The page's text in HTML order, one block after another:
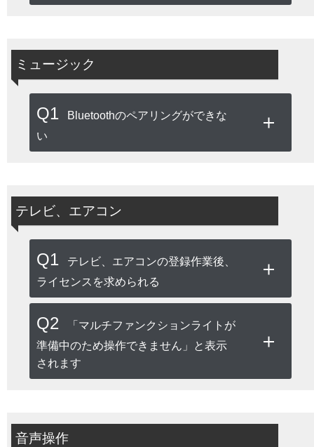
ミュージック
Q1
Bluetoothのペアリングができな
い
テレビ、エアコン
Q1
テレビ、エアコンの登録作業後、
ライセンスを求められる
Q2
「マルチファンクションライトが
準備中のため操作できません」と表示
されます
音声操作